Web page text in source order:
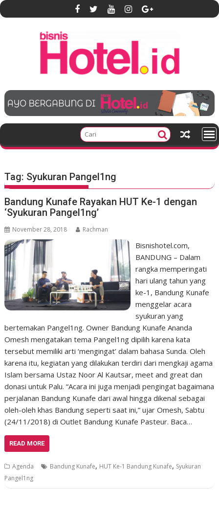
S
k
e
t
Tag: Syukuran Pangel1ng
Bandung Kunafe Rayakan HUT Ke-1 dengan
‘Syukuran Pangel1ng’
November 28, 2018 Rachman
Bisnishotel.com,
BANDUNG – Dalam
rangka memperingati
hari ulang tahun yang
ke-1, Bandung Kunafe
menggelar acara
syukuran yang
bertemakan Pangel1ng. Owner Bandung Kunafe Ananda
Omesh mengatakan tema Pangel1ng dipilih karena kata
tersebut memiliki arti ‘mengingat’ dalam bahasa Sunda. Oleh
karena itu, kegiatan yang dilakukan terdiri dari mengkaji agama
Islam bersama Ustaz Noor Al Kautsar, meet and great dan
donasi untuk Palu. “Acara ini juga menjadi pengingat bagaimana
perjalanan Bandung Kunafe dari awal hingga dikenal sebagai
oleh-oleh khas Bandung seperti saat ini,” ujar Omesh, Sabtu
(24/11/2018) di Outlet Bandung Kunafe Pasteur. Baca…
READ MORE
Agenda Bandung Kunafe, HUT Ke-1 Bandung Kunafe, Syukuran
Pangel1ng